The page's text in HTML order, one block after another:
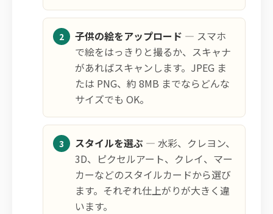
子供の絵をアップロード — スマホ
で絵をはっきりと撮るか、スキャナ
があればスキャンします。JPEG ま
たは PNG、約 8MB までならどんな
サイズでも OK。
スタイルを選ぶ — 水彩、クレヨン、
3D、ピクセルアート、クレイ、マー
カーなどのスタイルカードから選び
ます。それぞれ仕上がりが大きく違
います。